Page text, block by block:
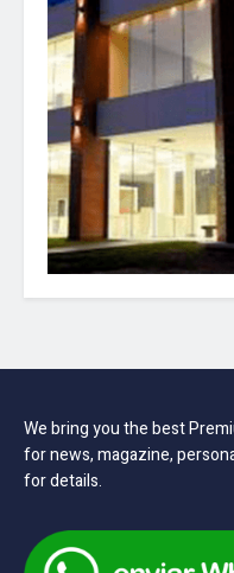
We bring you the best
for news, magazine,
for details.